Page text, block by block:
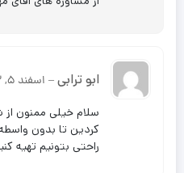
ابو ترابی – اسفند 5, 1403
سلام خیلی ممنون از
کردین تا بدون
راحتی بتونیم تهیه